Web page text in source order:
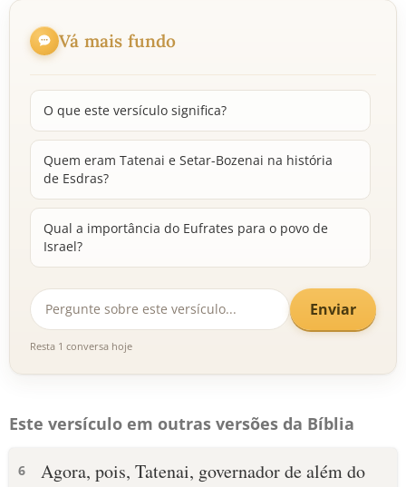
Vá mais fundo
O que este versículo significa?
Quem eram Tatenai e Setar-Bozenai na história
de Esdras?
Qual a importância do Eufrates para o povo de
Israel?
Enviar
Resta 1 conversa hoje
Este versículo em outras versões da Bíblia
6
Agora, pois, Tatenai, governador de além do